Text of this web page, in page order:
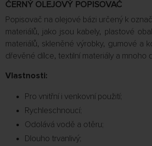
ČERNÝ OLEJOVÝ POPISOVAČ
Popisovač na olejové bázi určený k
materiálů, jako jsou kabely, plastové
materiálů, skleněné výrobky, gumové a
dřevěné dílce, textilní materiály a mnoho
Vlastnosti:
Pro vnitřní i venkovní použití;
Rychleschnoucí;
Odolává vodě a otěru;
Dlouho trvanlivý;